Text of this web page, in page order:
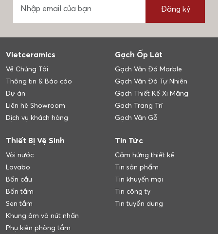
Đăng ký
Vietceramics
Về Chúng Tôi
Thông tin & Báo cáo
Dự án
Liên hệ Showroom
Dịch vụ khách hàng
Gạch Ốp Lát
Gạch Vân Đá Marble
Gạch Vân Đá Tự Nhiên
Gạch Thiết Kế Xi Măng
Gạch Trang Trí
Gạch Vân Gỗ
Thiết Bị Vệ Sinh
Vòi nước
Lavabo
Bồn cầu
Bồn tắm
Sen tắm
Khung âm và nút nhấn
Phụ kiện phòng tắm
Tin Tức
Cảm hứng thiết kế
Tin sản phẩm
Tin khuyến mại
Tin công ty
Tin tuyển dụng